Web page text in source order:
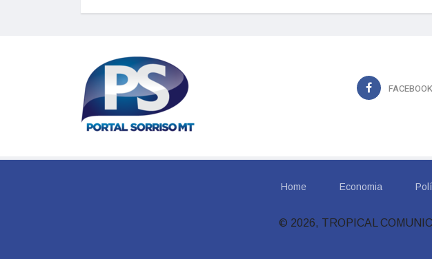
FACEBOOK
Home Economia
© 2026, TROPICAL